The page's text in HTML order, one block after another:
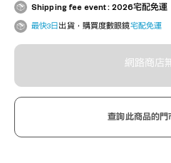
Shipping fee event : 2026宅配免運
最快3日 出貨，購買度數眼鏡宅配免運
網路商店
查詢此商品的門